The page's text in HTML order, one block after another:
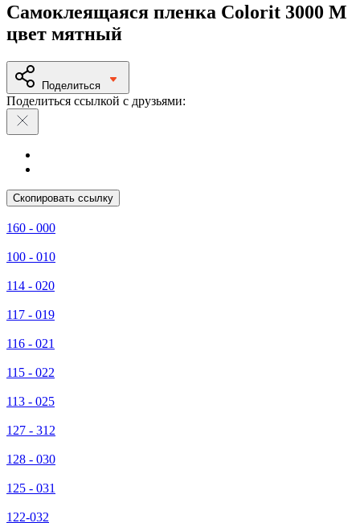
Самоклеящаяся пленка Colorit 3000 M
цвет мятный
Поделиться
Поделиться ссылкой с друзьями:
Скопировать ссылку
160 - 000
100 - 010
114 - 020
117 - 019
116 - 021
115 - 022
113 - 025
127 - 312
128 - 030
125 - 031
122-032